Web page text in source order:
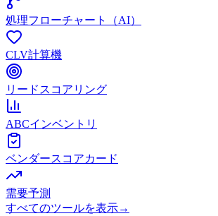
処理フローチャート（AI）
CLV計算機
リードスコアリング
ABCインベントリ
ベンダースコアカード
需要予測
すべてのツールを表示→